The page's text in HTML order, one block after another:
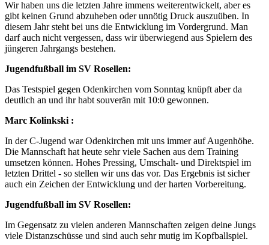
Wir haben uns die letzten Jahre immens weiterentwickelt, aber es
gibt keinen Grund abzuheben oder unnötig Druck auszuüben. In
diesem Jahr steht bei uns die Entwicklung im Vordergrund. Man
darf auch nicht vergessen, dass wir überwiegend aus Spielern des
jüngeren Jahrgangs bestehen.
Jugendfußball im SV Rosellen:
Das Testspiel gegen Odenkirchen vom Sonntag knüpft aber da
deutlich an und ihr habt souverän mit 10:0 gewonnen.
Marc Kolinkski :
In der C-Jugend war Odenkirchen mit uns immer auf Augenhöhe.
Die Mannschaft hat heute sehr viele Sachen aus dem Training
umsetzen können. Hohes Pressing, Umschalt- und Direktspiel im
letzten Drittel - so stellen wir uns das vor. Das Ergebnis ist sicher
auch ein Zeichen der Entwicklung und der harten Vorbereitung.
Jugendfußball im SV Rosellen:
Im Gegensatz zu vielen anderen Mannschaften zeigen deine Jungs
viele Distanzschüsse und sind auch sehr mutig im Kopfballspiel.